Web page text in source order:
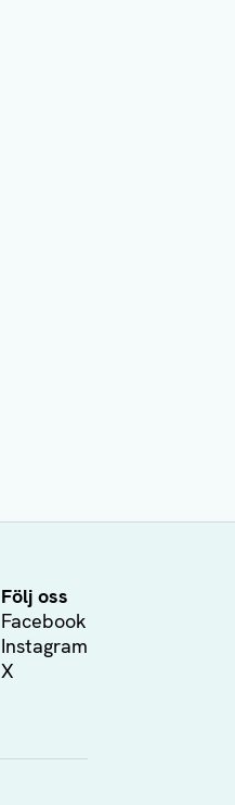
Följ oss
Facebook
Instagram
X